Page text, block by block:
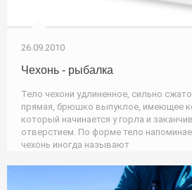
26.09.2010
Чехонь - рыбалка
Тело чехони удлиненное, сильно
прямая, брюшко выпуклое, имеющее
который начинается у горла и
отверстием. По форме тело
чехонь иногда называют